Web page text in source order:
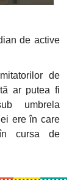
de active
de
ar putea fi
umbrela
ere în care
cursa de